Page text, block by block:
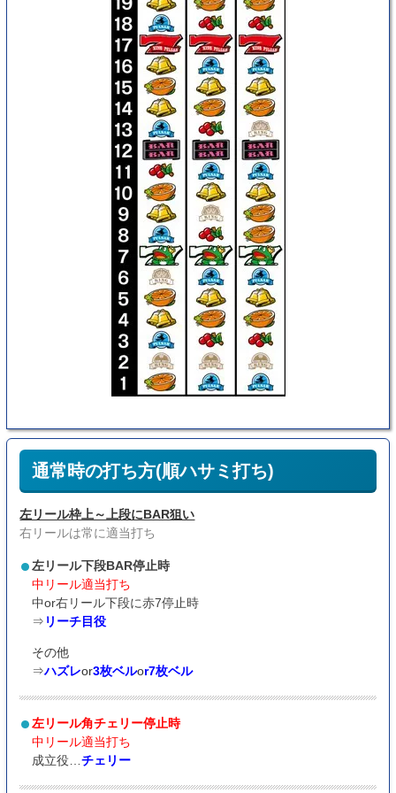
通常時の打ち方(順ハサミ打ち)
左リール枠上～上段にBAR狙い
右リールは常に適当打ち
左リール下段BAR停止時
中リール適当打ち
中or右リール下段に赤7停止時
⇒ リーチ目役
その他
⇒ハズレor3枚ベルor7枚ベル
左リール角チェリー停止時
中リール適当打ち
成立役…チェリー